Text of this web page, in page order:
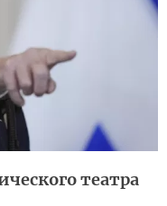
театра